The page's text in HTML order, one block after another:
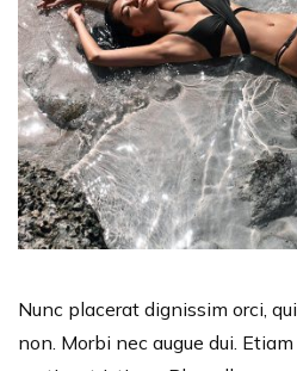
Nunc placerat dignissim orci,
non. Morbi nec augue dui.